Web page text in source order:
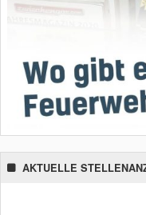
AKTUELLE